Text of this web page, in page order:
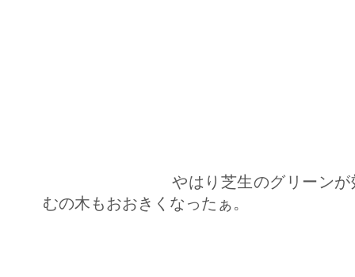
やはり芝生のグリーンが
むの木もおおきくなったぁ。